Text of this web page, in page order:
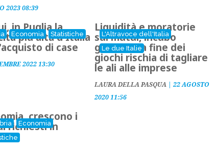
2023 08:39
Economia Statistiche
in Puglia la
più alta d'Italia
di case
2022 13:30
L'Altravoce dell'Italia
Le due Italie
Liquidità e moratorie
sui mutui, incubo
gennaio: la fine dei
giochi rischia di tagliare
le ali alle imprese
LAURA DELLA PASQUA |22 AGOSTO
2020 11:56
Economia
crescono i
richiesti in